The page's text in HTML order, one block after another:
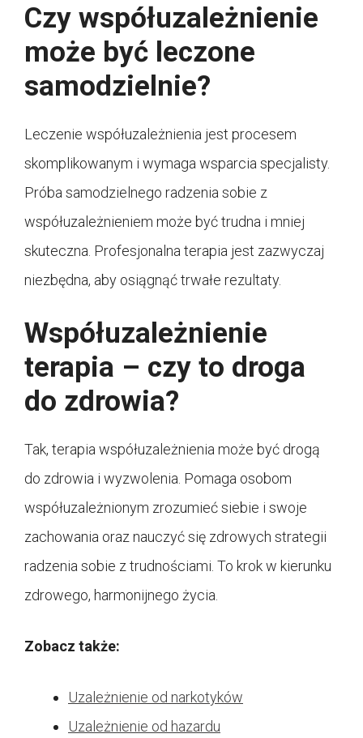
Czy współuzależnienie
może być leczone
samodzielnie?
Leczenie współuzależnienia jest procesem
skomplikowanym i wymaga wsparcia specjalisty.
Próba samodzielnego radzenia sobie z
współuzależnieniem może być trudna i mniej
skuteczna. Profesjonalna terapia jest zazwyczaj
niezbędna, aby osiągnąć trwałe rezultaty.
Współuzależnienie
terapia – czy to droga
do zdrowia?
Tak, terapia współuzależnienia może być drogą
do zdrowia i wyzwolenia. Pomaga osobom
współuzależnionym zrozumieć siebie i swoje
zachowania oraz nauczyć się zdrowych strategii
radzenia sobie z trudnościami. To krok w kierunku
zdrowego, harmonijnego życia.
Zobacz także:
Uzależnienie od narkotyków
Uzależnienie od hazardu